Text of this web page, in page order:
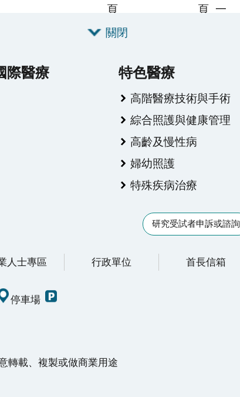
頁
頁 一
關閉
際醫療 特色醫療
高階醫療技術與手術
綜合照護與健康管理
高齡及慢性病
婦幼照護
特殊疾病治療
研究受試者申訴或諮詢
人士專區 行政單位 首長信箱
停車場
轉載、複製或做商業用途